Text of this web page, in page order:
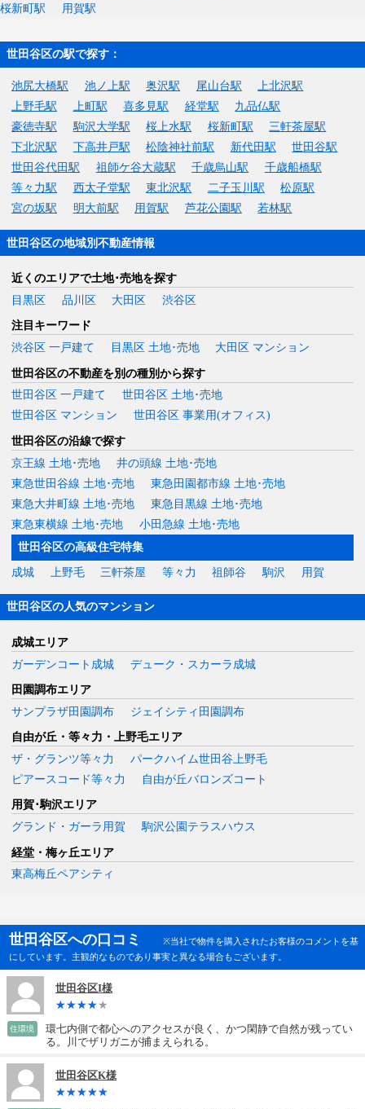
桜新町駅
用賀駅
世田谷区の駅で探す：
池尻大橋駅 池ノ上駅 奥沢駅 尾山台駅
上北沢駅
上野毛駅
上町駅 喜多見駅 経堂駅
九品仏駅
豪徳寺駅
駒沢大学駅 桜上水駅 桜新町駅
三軒茶屋駅
下北沢駅
下高井戸駅 松陰神社前駅 新代田駅
世田谷駅
世田谷代田駅
祖師ケ谷大蔵駅 千歳烏山駅
千歳船橋駅
等々力駅
西太子堂駅 東北沢駅 二子玉川駅
松原駅
宮の坂駅
明大前駅 用賀駅 芦花公園駅 若林駅
世田谷区の地域別不動産情報
近くのエリアで土地･売地を探す
目黒区
品川区 大田区 渋谷区
注目キーワード
渋谷区 一戸建て
目黒区 土地･売地 大田区 マンション
世田谷区の不動産を別の種別から探す
世田谷区 一戸建て
世田谷区 土地･売地
世田谷区 マンション
世田谷区 事業用(オフィス)
世田谷区の沿線で探す
京王線 土地･売地
井の頭線 土地･売地
東急世田谷線 土地･売地
東急田園都市線 土地･売地
東急大井町線 土地･売地
東急目黒線 土地･売地
東急東横線 土地･売地
小田急線 土地･売地
世田谷区の高級住宅特集
成城 上野毛 三軒茶屋 等々力 祖師谷 駒沢 用賀
世田谷区の人気のマンション
成城エリア
ガーデンコート成城
デューク・スカーラ成城
田園調布エリア
サンプラザ田園調布
ジェイシティ田園調布
自由が丘・等々力・上野毛エリア
ザ・グランツ等々力
パークハイム世田谷上野毛
ピアースコード等々力
自由が丘バロンズコート
用賀･駒沢エリア
グランド・ガーラ用賀
駒沢公園テラスハウス
経堂・梅ヶ丘エリア
東高梅丘ペアシティ
世田谷区への口コミ
※当社で物件を購入されたお客様のコメントを基
にしています。主観的なものであり事実と異なる場合もございます。
世田谷区I様
住環境
環七内側で都心へのアクセスが良く、かつ閑静で自然が残ってい
る。川でザリガニが捕まえられる。
世田谷区K様